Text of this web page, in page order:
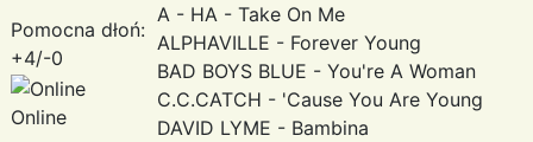
Pomocna dłoń:
+4/-0
Online
A - HA - Take On Me
ALPHAVILLE - Forever Young
BAD BOYS BLUE - You're A Woman
C.C.CATCH - 'Cause You Are Young
DAVID LYME - Bambina